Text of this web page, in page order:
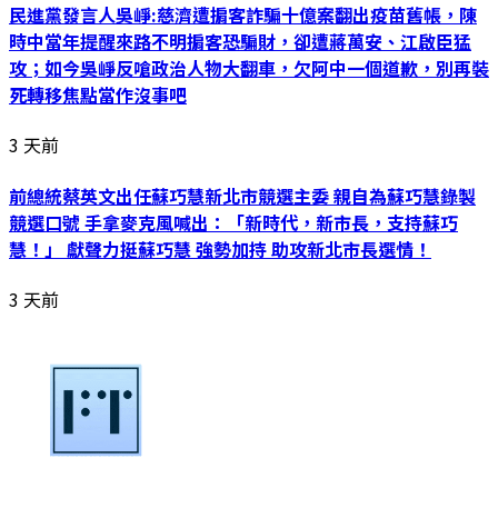
民進黨發言人吳崢:慈濟遭掮客詐騙十億案翻出疫苗舊帳，陳
時中當年提醒來路不明掮客恐騙財，卻遭蔣萬安、江啟臣猛
攻；如今吳崢反嗆政治人物大翻車，欠阿中一個道歉，別再裝
死轉移焦點當作沒事吧
3 天前
前總統蔡英文出任蘇巧慧新北市競選主委 親自為蘇巧慧錄製
競選口號 手拿麥克風喊出：「新時代，新市長，支持蘇巧
慧！」 獻聲力挺蘇巧慧 強勢加持 助攻新北市長選情！
3 天前